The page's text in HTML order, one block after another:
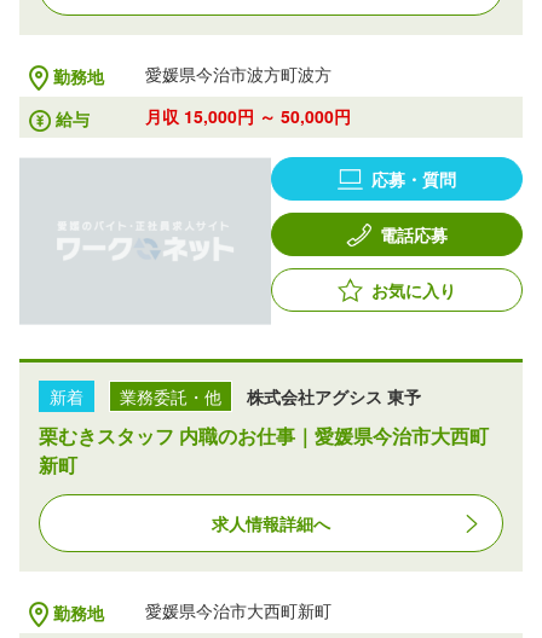
勤務地
愛媛県今治市波方町波方
給与
月収 15,000円 ～ 50,000円
応募・質問
電話応募
お気に入り
新着 業務委託・他 株式会社アグシス 東予
栗むきスタッフ 内職のお仕事｜愛媛県今治市大西町
新町
求人情報詳細へ
勤務地
愛媛県今治市大西町新町